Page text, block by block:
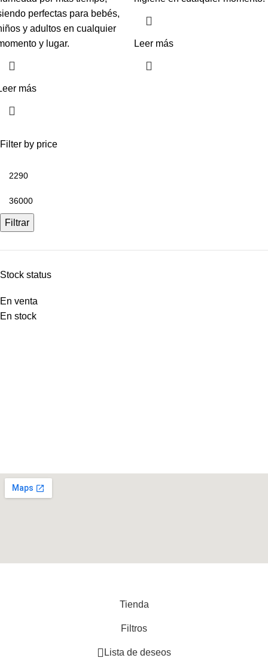
Filter by price
Filtrar
Stock status
En venta
En stock
perfectas para bebés,
y adultos en cualquier
y lugar.
más
Leer más
Tienda
Filtros
Lista de deseos